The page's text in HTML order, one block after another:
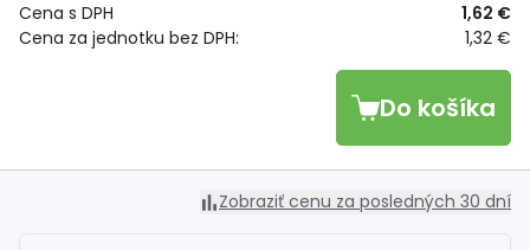
Cena za jednotku bez DPH: 1,32 €
Cena s DPH 1,62 €
Do košíka
Zobraziť cenu za posledných 30 dní